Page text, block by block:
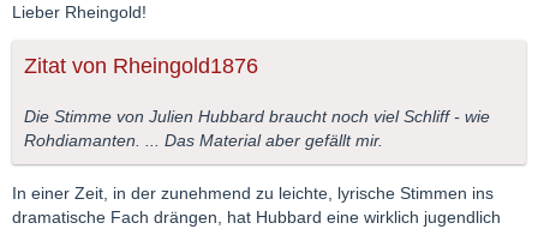
Lieber Rheingold!
Zitat von Rheingold1876
Die Stimme von Julien Hubbard braucht noch viel Schliff - wie
Rohdiamanten. ... Das Material aber gefällt mir.
In einer Zeit, in der zunehmend zu leichte, lyrische Stimmen ins
dramatische Fach drängen, hat Hubbard eine wirklich jugendlich